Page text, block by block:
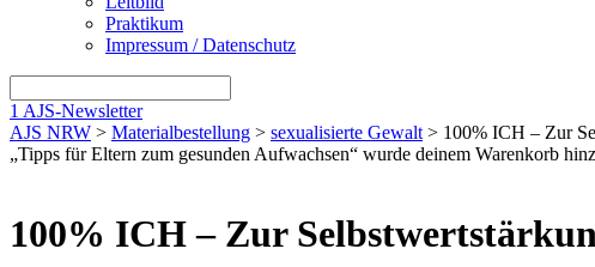
Praktikum
Impressum / Datenschutz
1 AJS-Newsletter
AJS NRW > Materialbestellung > sexualisierte Gewalt > 100% ICH – Zur
„Tipps für Eltern zum gesunden Aufwachsen“ wurde deinem Warenkorb
100% ICH – Zur